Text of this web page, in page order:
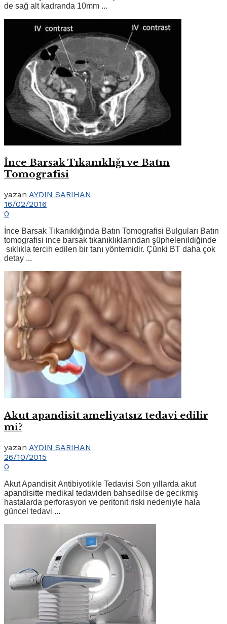
de sağ alt kadranda 10mm ...
İnce Barsak Tıkanıklığı ve Batın
Tomografisi
yazan AYDIN SARIHAN
16/02/2016
0
İnce Barsak Tıkanıklığında Batın Tomografisi Bulguları Batın
tomografisi ince barsak tıkanıklıklarından şüphelenildiğinde
sıklıkla tercih edilen bir tanı yöntemidir. Çünki BT daha çok
detay ...
Akut apandisit ameliyatsız tedavi edilir
mi?
yazan AYDIN SARIHAN
26/10/2015
0
Akut Apandisit Antibiyotikle Tedavisi Son yıllarda akut
apandisitte medikal tedaviden bahsedilse de gecikmiş
hastalarda perforasyon ve peritonit riski nedeniyle hala
güncel tedavi ...